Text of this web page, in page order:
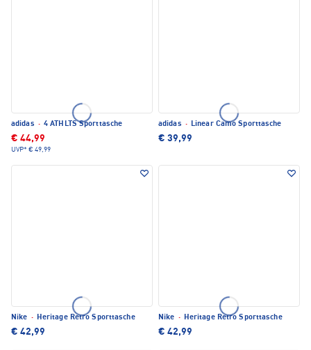
adidas · 4 ATHLTS Sporttasche
€ 44,99
UVP* € 49,99
adidas · Linear Camo Sporttasche
€ 39,99
Nike · Heritage Retro Sporttasche
€ 42,99
Nike · Heritage Retro Sporttasche
€ 42,99